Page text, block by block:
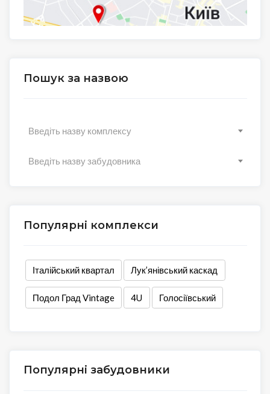
Пошук за назвою
Введіть назву комплексу
Введіть назву забудовника
Популярні комплекси
Італійський квартал Лук’янівський каскад
Подол Град Vintage 4U Голосіївський
Популярні забудовники